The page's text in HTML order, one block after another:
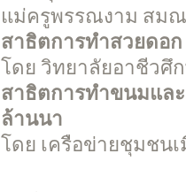
แม่ครูพรรณงาม สม
สาธิตการทำสวยดอก
โดย วิทยาลัยอาชีวศึ
สาธิตการทำขนมแล
ล้านนา
โดย เครือข่ายชุมชน